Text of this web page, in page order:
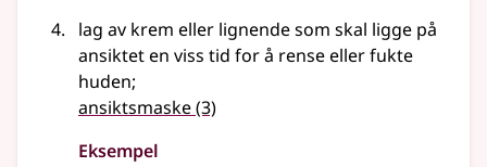
lag av krem eller lignendesom skal ligge på
ansiktet en viss tid for å rense eller fukte
huden;
ansiktsmaske(3)
Eksempel